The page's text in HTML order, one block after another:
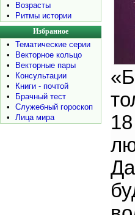
•
Возрасты
•
Ритмы истории
Избранное
•
Тематические серии
•
Векторное кольцо
•
Векторные пары
•
Консультации
•
Книги - почтой
•
Брачный тест
•
Служебный гороскоп
•
Лица мира